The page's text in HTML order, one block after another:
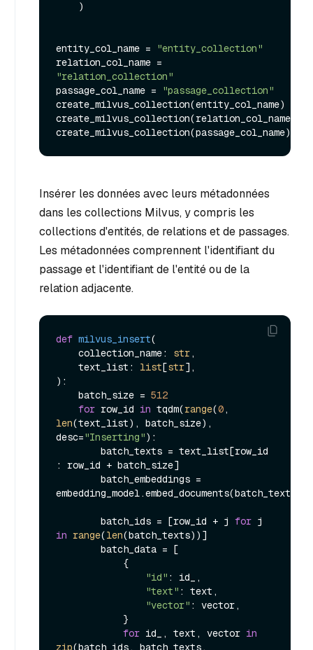
entity_col_name =
"entity_collection"
"relation_collection"
passage_col_name =
"passage_collection"
create_milvus_collection(entity_col_name)
create_milvus_collection(relation_col_name)
Insérer les données avec leurs métadonnées
dans les collections Milvus, y compris les
collections d'entités, de relations et de passages.
Les métadonnées comprennent l'identifiant du
passage et l'identifiant de l'entité ou de la
relation adjacente.
def milvus_insert(
    collection_name:
str,
    text_list:
list [str
):
    batch_size =
512
for row_id in tqdm(range(0
len(text_list), batch_size),
desc="Inserting"):
: row_id + batch_size]
embedding_model.embed_documents(batch_texts)
        batch_ids = [row_id + j
for
in range(len(batch_texts))]
"id" : id_,
"text" : text,
"vector" : vector,
for id_, text, vector in
zip(batch_ids, batch_texts,